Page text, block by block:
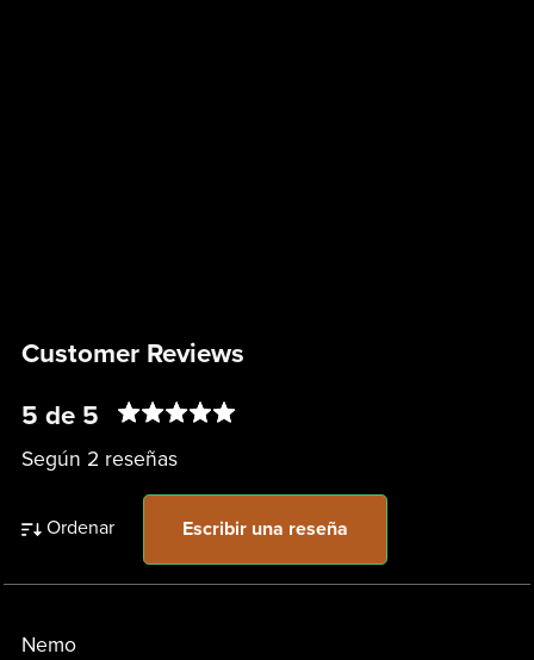
Customer Reviews
5 de 5
Según 2 reseñas
Ordenar Escribir una reseña
Nemo